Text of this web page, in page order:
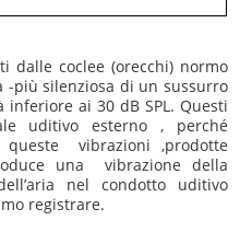
dalle coclee (orecchi) normo
più silenziosa di un sussurro
inferiore ai 30 dB SPL. Questi
uditivo esterno , perché
queste vibrazioni ,prodotte
una vibrazione della
nel condotto uditivo
registrare.